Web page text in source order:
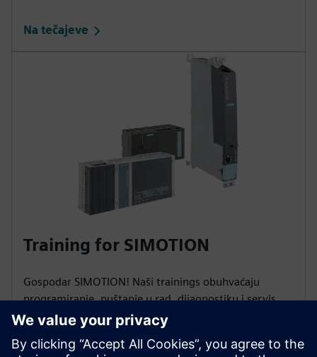
Na tečajeve
Training for SIMOTION
Gospodar SIMOTION! Naši trainings obuhvaćaju
programiranje, puštanje u rad, dijagnostiku i servis.
Naučite automatizirati proizvodne strojeve, upravljati
pokretanjem osi, programiranjem pokreta i brzo
rješavati greške kako biste maksimizirali dostupnost